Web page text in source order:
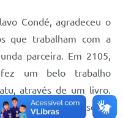
Condé, agradeceu o
que trabalham com a
parceira. Em 2105,
um belo trabalho
através de um livro.
um pouco mais sobre